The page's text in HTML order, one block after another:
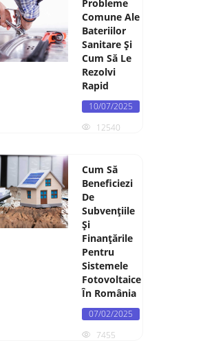
Probleme
Comune Ale
Bateriilor
Sanitare Și
Cum Să Le
Rezolvi
Rapid
10/07/2025
12540
Cum Să
Beneficiezi
De
Subvențiile
Și
Finanțările
Pentru
Sistemele
Fotovoltaice
În România
07/02/2025
7455